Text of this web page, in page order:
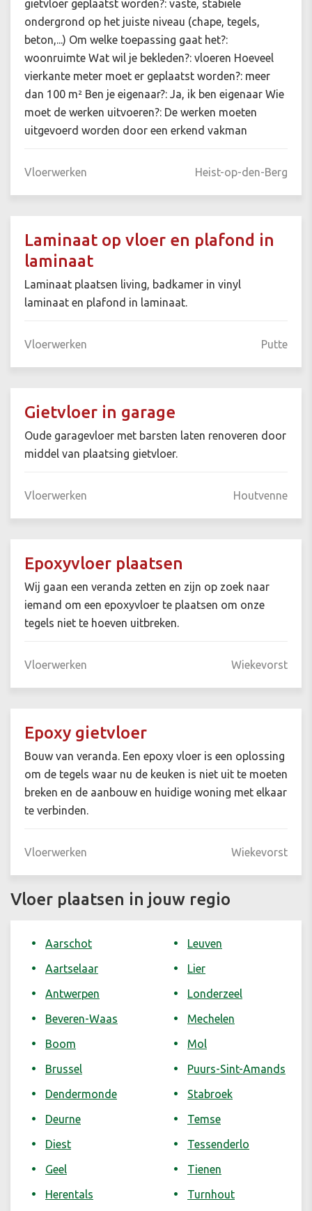
gietvloer geplaatst worden?: vaste, stabiele
ondergrond op het juiste niveau (chape, tegels,
beton,...) Om welke toepassing gaat het?:
woonruimte Wat wil je bekleden?: vloeren Hoeveel
vierkante meter moet er geplaatst worden?: meer
dan 100 m² Ben je eigenaar?: Ja, ik ben eigenaar Wie
moet de werken uitvoeren?: De werken moeten
uitgevoerd worden door een erkend vakman
Vloerwerken Heist-op-den-Berg
Laminaat op vloer en plafond in
laminaat
Laminaat plaatsen living, badkamer in vinyl
laminaat en plafond in laminaat.
Vloerwerken Putte
Gietvloer in garage
Oude garagevloer met barsten laten renoveren door
middel van plaatsing gietvloer.
Vloerwerken Houtvenne
Epoxyvloer plaatsen
Wij gaan een veranda zetten en zijn op zoek naar
iemand om een epoxyvloer te plaatsen om onze
tegels niet te hoeven uitbreken.
Vloerwerken Wiekevorst
Epoxy gietvloer
Bouw van veranda. Een epoxy vloer is een oplossing
om de tegels waar nu de keuken is niet uit te moeten
breken en de aanbouw en huidige woning met elkaar
te verbinden.
Vloerwerken Wiekevorst
Vloer plaatsen in jouw regio
Aarschot
Aartselaar
Antwerpen
Beveren-Waas
Boom
Brussel
Dendermonde
Deurne
Diest
Geel
Herentals
Leuven
Lier
Londerzeel
Mechelen
Mol
Puurs-Sint-Amands
Stabroek
Temse
Tessenderlo
Tienen
Turnhout